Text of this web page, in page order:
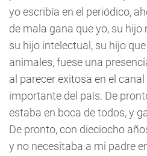
yo escribía en el periódico,
de mala gana que yo, su hijo
su hijo intelectual, su hijo
animales, fuese una
al parecer exitosa en el
importante del país. De
estaba en boca de todos, y
De pronto, con dieciocho
y no necesitaba a mi padre